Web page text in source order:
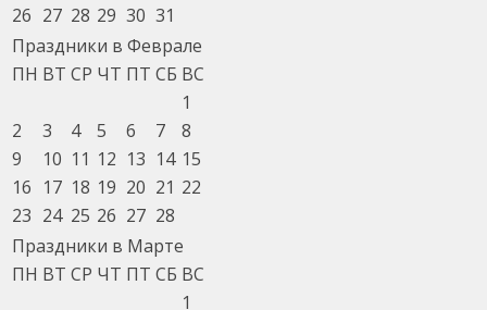
26 27 28 29 30 31
Праздники в Феврале
ПН ВТ СР ЧТ ПТ СБ ВС
1
2
3 4 5 6 7
8
9
10 11 12 13 14 15
16 17 18 19 20 21 22
23 24 25 26 27 28
Праздники в Марте
ПН ВТ СР ЧТ ПТ СБ ВС
1